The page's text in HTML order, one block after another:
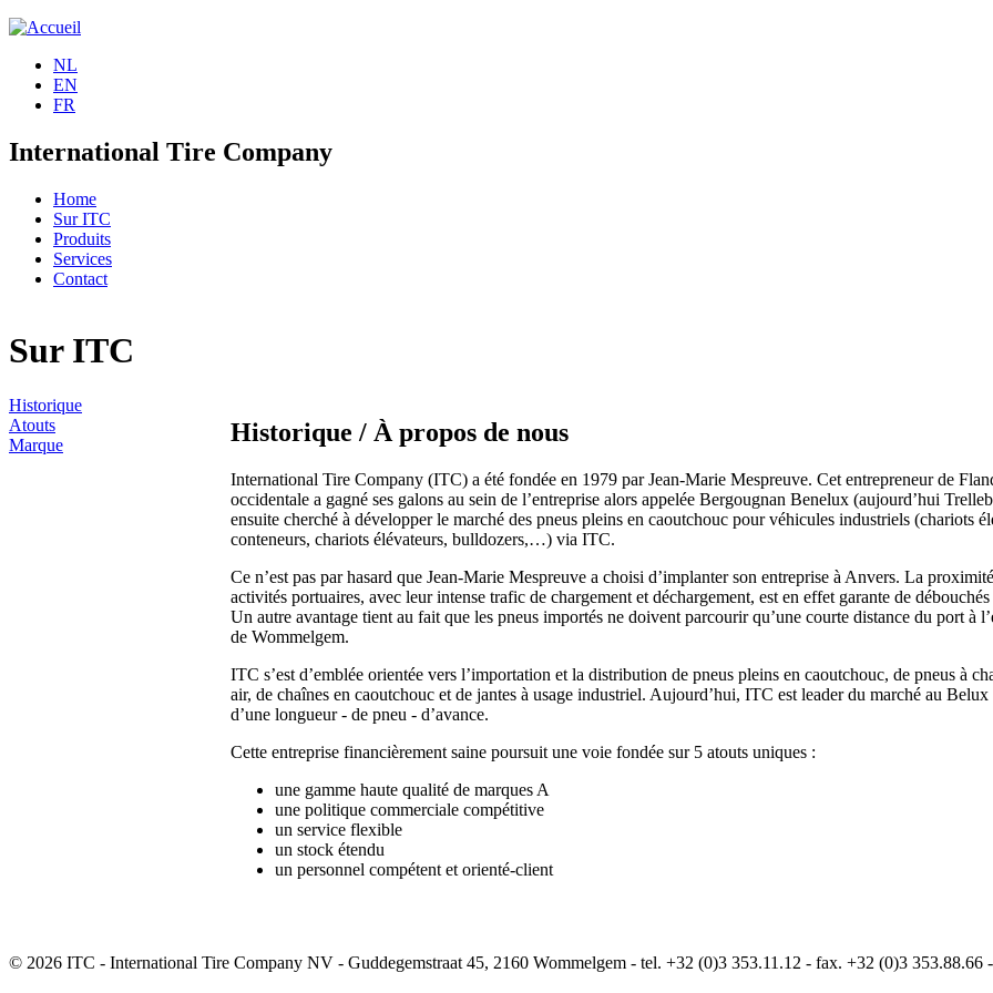
Jump to navigation
NL
EN
FR
International Tire Company
Home
Sur ITC
Produits
Services
Contact
Sur ITC
Historique
Atouts
Marque
Historique / À propos de nous
International Tire Company (ITC) a été fondée en 1979 par Jean-Marie Mespreuve. Cet entrepreneur de
occidentale a gagné ses galons au sein de l’entreprise alors appelée Bergougnan Benelux (aujourd’hui
ensuite cherché à développer le marché des pneus pleins en caoutchouc pour véhicules industriels (chariots
conteneurs, chariots élévateurs, bulldozers,…) via ITC.
Ce n’est pas par hasard que Jean-Marie Mespreuve a choisi d’implanter son entreprise à Anvers. La
activités portuaires, avec leur intense trafic de chargement et déchargement, est en effet garante de débouchés
Un autre avantage tient au fait que les pneus importés ne doivent parcourir qu’une courte distance du port à
de Wommelgem.
ITC s’est d’emblée orientée vers l’importation et la distribution de pneus pleins en caoutchouc, de pneus à
air, de chaînes en caoutchouc et de jantes à usage industriel. Aujourd’hui, ITC est leader du marché au Belux
d’une longueur - de pneu - d’avance.
Cette entreprise financièrement saine poursuit une voie fondée sur 5 atouts uniques :
une gamme haute qualité de marques A
une politique commerciale compétitive
un service flexible
un stock étendu
un personnel compétent et orienté-client
© 2026 ITC - International Tire Company NV - Guddegemstraat 45, 2160 Wommelgem - tel. +32 (0)3 353.11.12 - fax. +32 (0)3 353.88.66